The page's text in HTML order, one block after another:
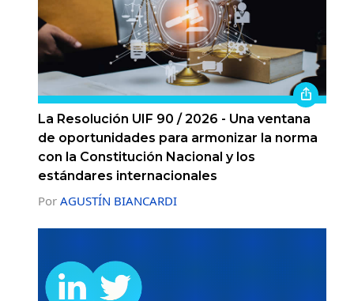
La Resolución UIF 90 / 2026 - Una ventana
de oportunidades para armonizar la norma
con la Constitución Nacional y los
estándares internacionales
Por AGUSTÍN BIANCARDI